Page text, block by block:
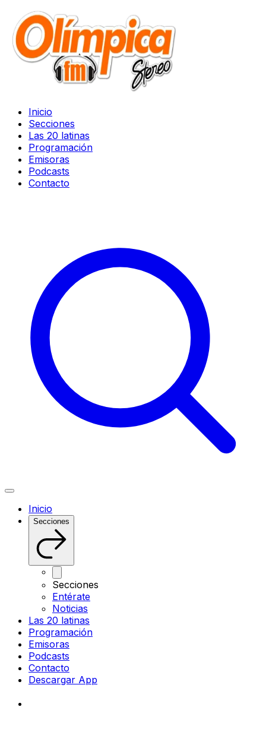
Inicio
Secciones
Las 20 latinas
Programación
Emisoras
Podcasts
Contacto
Inicio
Secciones
Secciones
Entérate
Noticias
Las 20 latinas
Programación
Emisoras
Podcasts
Contacto
Descargar App